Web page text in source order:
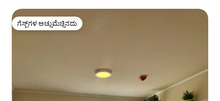
ಗೆಸ್ಟ್‌ಗಳ ಅಚ್ಚುಮೆಚ್ಚಿನದು
ಗೆಸ್ಟ್‌ಗಳ ಅಚ್ಚುಮೆಚ್ಚಿನದು